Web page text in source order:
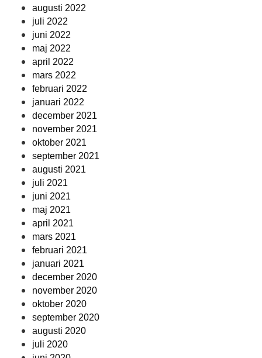
augusti 2022
juli 2022
juni 2022
maj 2022
april 2022
mars 2022
februari 2022
januari 2022
december 2021
november 2021
oktober 2021
september 2021
augusti 2021
juli 2021
juni 2021
maj 2021
april 2021
mars 2021
februari 2021
januari 2021
december 2020
november 2020
oktober 2020
september 2020
augusti 2020
juli 2020